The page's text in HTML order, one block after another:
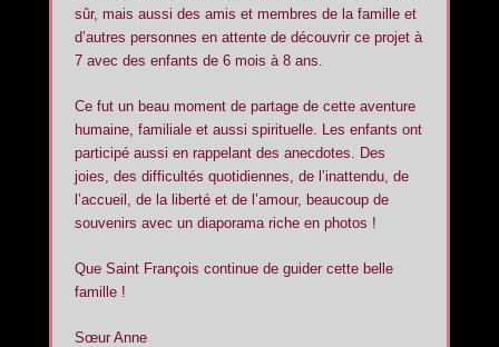
sûr, mais aussi des amis et membres de la famille et
d’autres personnes en attente de découvrir ce projet à
7 avec des enfants de 6 mois à 8 ans.
Ce fut un beau moment de partage de cette aventure
humaine, familiale et aussi spirituelle. Les enfants ont
participé aussi en rappelant des anecdotes. Des
joies, des difficultés quotidiennes, de l’inattendu, de
l’accueil, de la liberté et de l’amour, beaucoup de
souvenirs avec un diaporama riche en photos !
Que Saint François continue de guider cette belle
famille !
Sœur Anne